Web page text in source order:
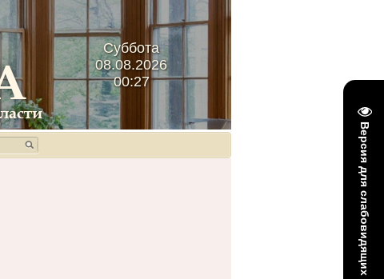
Версия для слабовидящих
Суббота
08.08.2026
00:27